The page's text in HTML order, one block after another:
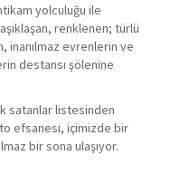
yolculuğu ile
renklenen; türlü
inanılmaz evrenlerin ve
destansı şölenine
satanlar listesinden
efsanesi, içimizde bir
bir sona ulaşıyor.